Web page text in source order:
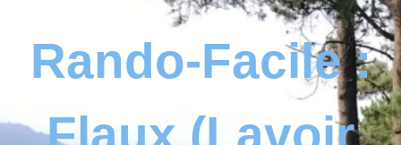
Rando-Facile :